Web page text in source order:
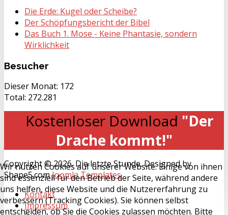
Die Erde: Kugel oder Scheibe?
Der Schöpfungsbericht der Bibel
Das Buch 1. Mose - Keine Phantasie, sondern
Wirklichkeit
Besucher
Dieser Monat: 172
Total: 272.281
Kostenloser Download "Der
Drache kommt!"
Copyright © 2026. Die letzte Stunde. Designed by
Shape5.comJoomla Templates
Kontakt
Impressum
Wir nutzen Cookies auf unserer Website. Einige von ihnen
sind essenziell für den Betrieb der Seite, während andere
uns helfen, diese Website und die Nutzererfahrung zu
verbessern (Tracking Cookies). Sie können selbst
entscheiden, ob Sie die Cookies zulassen möchten. Bitte